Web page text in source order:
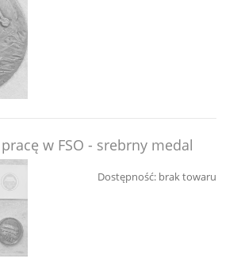
w FSO - srebrny medal
Dostępność: brak towaru